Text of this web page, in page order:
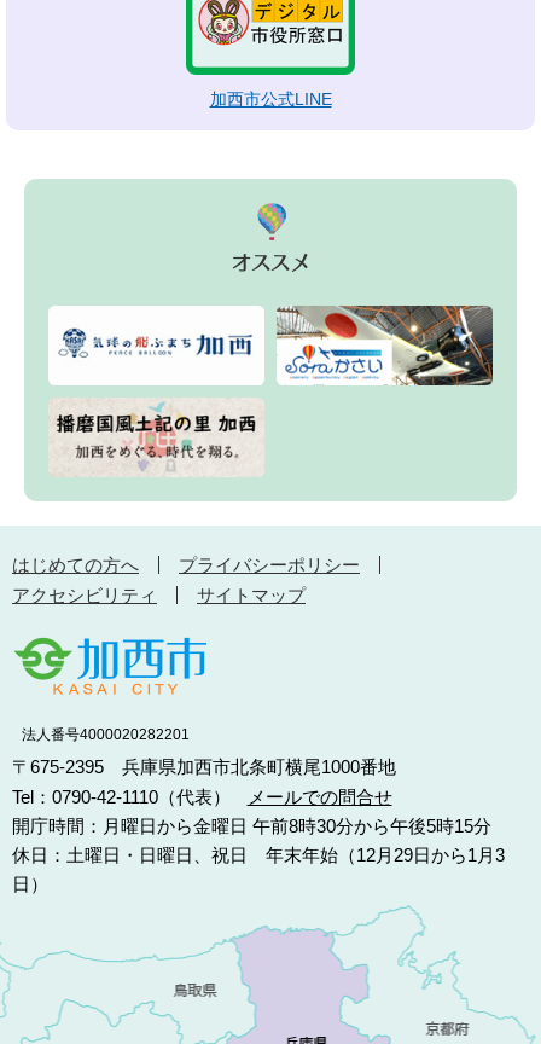
加西市公式LINE
はじめての方へ
プライバシーポリシー
アクセシビリティ
サイトマップ
法人番号4000020282201
〒675-2395 兵庫県加西市北条町横尾1000番地
Tel：0790-42-1110（代表）
メールでの問合せ
開庁時間：月曜日から金曜日 午前8時30分から午後5時15分
休日：土曜日・日曜日、祝日 年末年始（12月29日から1月3
日）